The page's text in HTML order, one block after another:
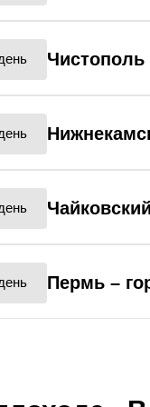
Чистополь
Чайковский
Пермь –